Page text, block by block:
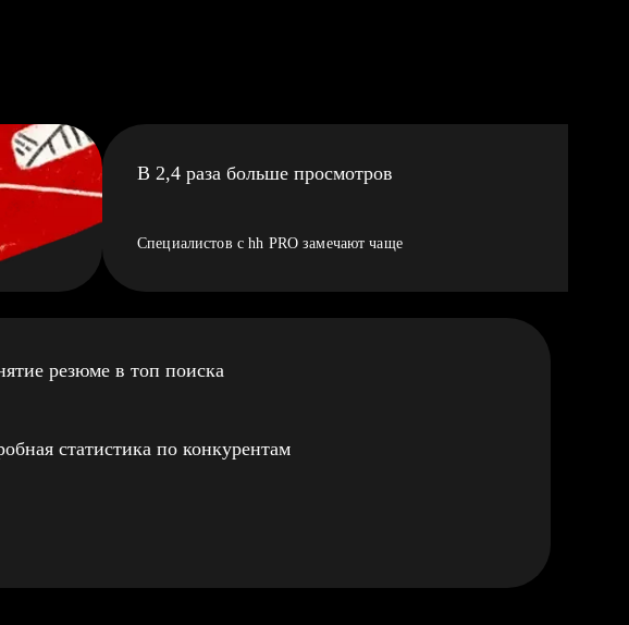
В 2,4 раза больше просмотров
Специалистов с hh PRO замечают чаще
резюме в топ поиска
статистика по конкурентам